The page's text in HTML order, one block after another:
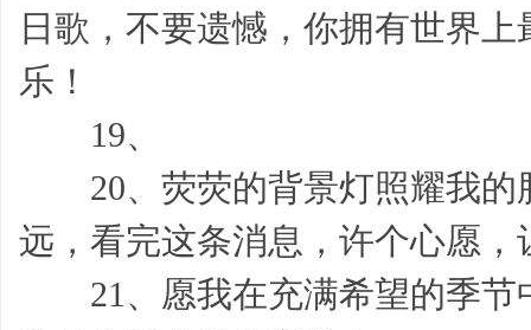
日歌，不要遗憾，你拥有世界
乐！
19、
20、荧荧的背景灯照耀我的
远，看完这条消息，许个心愿
21、愿我在充满希望的季节